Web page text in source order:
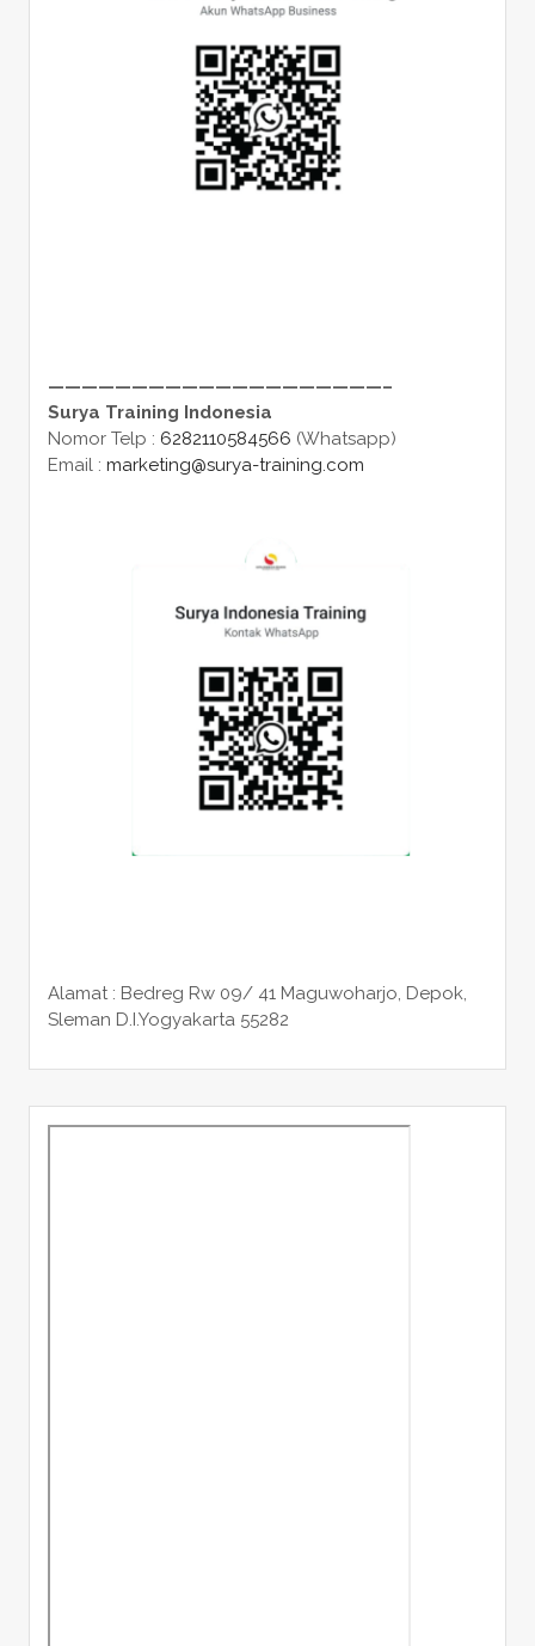
————————————————————–
Surya Training Indonesia
Nomor Telp : 6282110584566 (Whatsapp)
Email : marketing@surya-training.com
Alamat : Bedreg Rw 09/ 41 Maguwoharjo, Depok,
Sleman D.I.Yogyakarta 55282